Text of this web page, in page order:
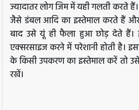
ज्यादातर लोग जिम में यही गलती करते
जैसे डंबल आदि का इस्तेमाल करते हैं
बाद उसे यूं ही फैला हुआ छोड़ देते हैं।
एक्सरसाइज करने में परेशानी होती है।
के किसी उपकरण का इस्तेमाल करें तो
रखें।